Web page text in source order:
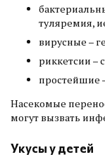
туляремия,
вирусные –
риккетсии –
простейшие
Насекомые
могут вызвать
Укусы у детей